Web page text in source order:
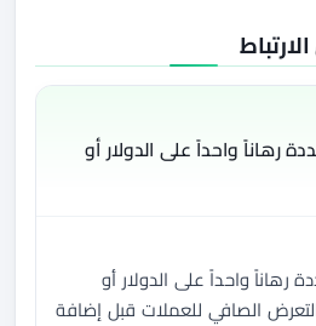
واحداً على الدولار أو
واحداً على الدولار أو
الصافي للعملات قبل إضافة